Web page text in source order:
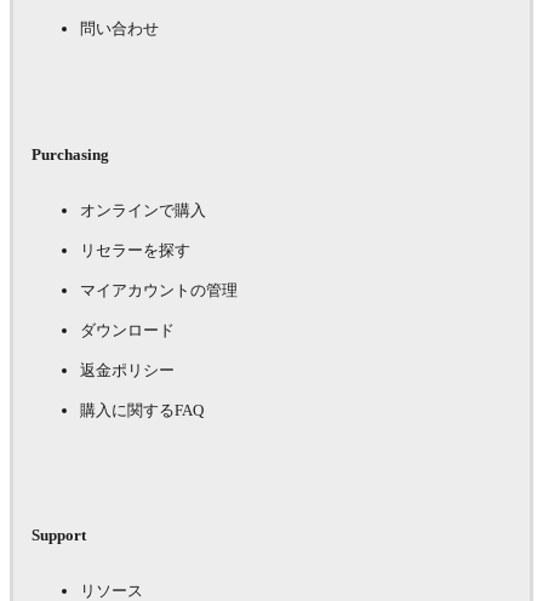
問い合わせ
Purchasing
オンラインで購入
リセラーを探す
マイアカウントの管理
ダウンロード
返金ポリシー
購入に関するFAQ
Support
リソース